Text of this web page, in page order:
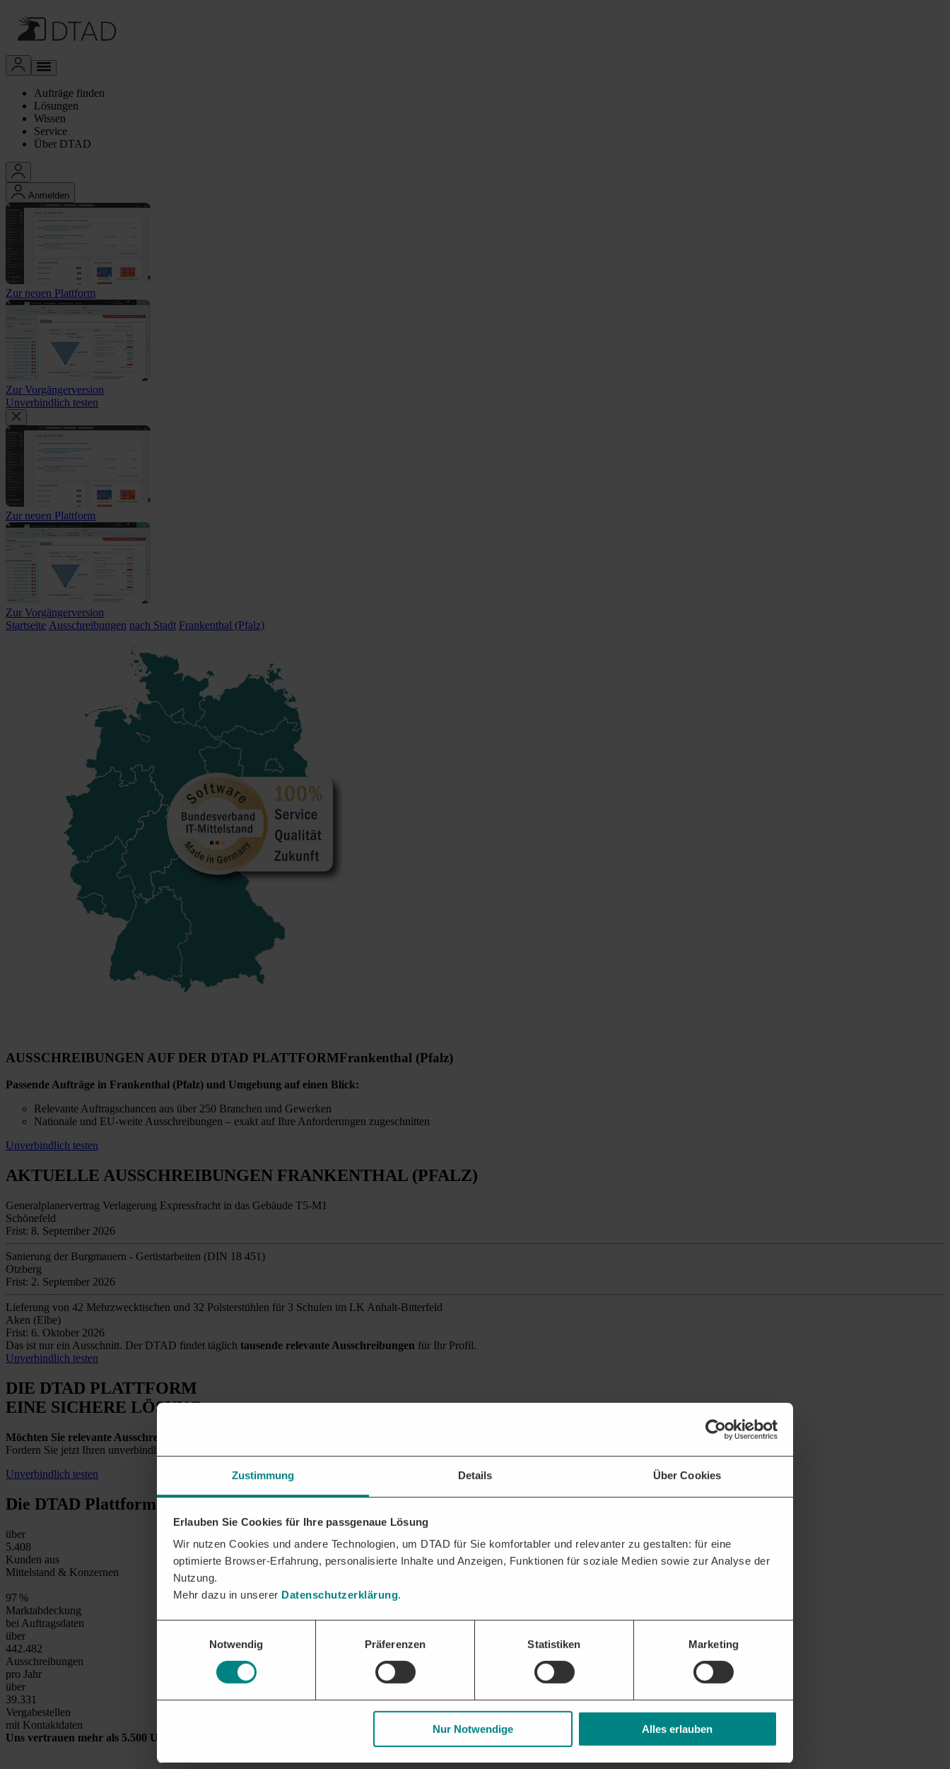
Zustimmung Details Über Cookies
Erlauben Sie Cookies für Ihre passgenaue Lösung
Wir nutzen Cookies und andere Technologien, um DTAD für Sie komfortabler und relevanter zu gestalten: für eine
optimierte Browser-Erfahrung, personalisierte Inhalte und Anzeigen, Funktionen für soziale Medien sowie zur Analyse der
Nutzung.
Mehr dazu in unserer Datenschutzerklärung.
Notwendig
Präferenzen Statistiken Marketing
Nur Notwendige Alles erlauben
Aufträge finden
Lösungen
Wissen
Service
Über DTAD
Anmelden
Zur neuen Plattform
Zur Vorgängerversion
Unverbindlich testen
Zur neuen Plattform
Zur Vorgängerversion
Startseite Ausschreibungen nach Stadt Frankenthal (Pfalz)
AUSSCHREIBUNGEN AUF DER DTAD PLATTFORMFrankenthal (Pfalz)
Passende Aufträge in Frankenthal (Pfalz) und Umgebung auf einen Blick:
Relevante Auftragschancen aus über 250 Branchen und Gewerken
Nationale und EU-weite Ausschreibungen – exakt auf Ihre Anforderungen zugeschnitten
Unverbindlich testen
AKTUELLE AUSSCHREIBUNGEN FRANKENTHAL (PFALZ)
Generalplanervertrag Verlagerung Expressfracht in das Gebäude T5-M1
Schönefeld
Frist: 8. September 2026
Sanierung der Burgmauern - Gerüstarbeiten (DIN 18 451)
Otzberg
Frist: 2. September 2026
Lieferung von 42 Mehrzwecktischen und 32 Polsterstühlen für 3 Schulen im LK Anhalt-Bitterfeld
Aken (Elbe)
Frist: 6. Oktober 2026
Das ist nur ein Ausschnitt. Der DTAD findet täglich tausende relevante Ausschreibungen für Ihr Profil.
Unverbindlich testen
DIE DTAD PLATTFORM
EINE SICHERE LÖSUNG
Möchten Sie relevante Ausschreibungen in Frankenthal (Pfalz) und der Umgebung finden?
Fordern Sie jetzt Ihren unverbindlichen Testzugang an und entdecken Sie alle relevanten Auftragschancen für Ihr Unternehmen.
Unverbindlich testen
Die DTAD Plattformin Zahlen
über
5.500
Kunden aus
Mittelstand & Konzernen
99%
Marktabdeckung
bei Auftragsdaten
über
450.000
Ausschreibungen
pro Jahr
über
40.000
Vergabestellen
mit Kontaktdaten
Uns vertrauen mehr als 5.500 Unternehmen